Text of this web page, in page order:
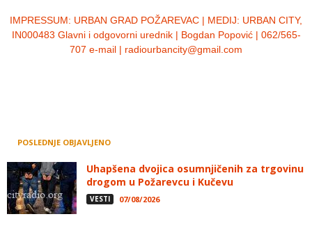
IMPRESSUM: URBAN GRAD POŽAREVAC | MEDIJ: URBAN CITY,
IN000483 Glavni i odgovorni urednik | Bogdan Popović | 062/565-
707 e-mail | radiourbancity@gmail.com
POSLEDNJE OBJAVLJENO
Uhapšena dvojica osumnjičenih za trgovinu
drogom u Požarevcu i Kučevu
VESTI 07/08/2026